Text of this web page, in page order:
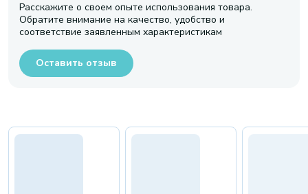
Расскажите о своем опыте использования товара.
Обратите внимание на качество, удобство и
соответствие заявленным характеристикам
Оставить отзыв